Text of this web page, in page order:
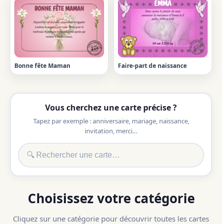
Bonne fête Maman Faire-part de naissance
Vous cherchez une carte précise ?
Tapez par exemple : anniversaire, mariage, naissance,
invitation, merci…
Choisissez votre catégorie
Cliquez sur une catégorie pour découvrir toutes les cartes